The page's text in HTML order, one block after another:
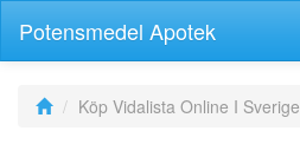
Potensmedel Apotek
Köp Vidalista Online I Sverige